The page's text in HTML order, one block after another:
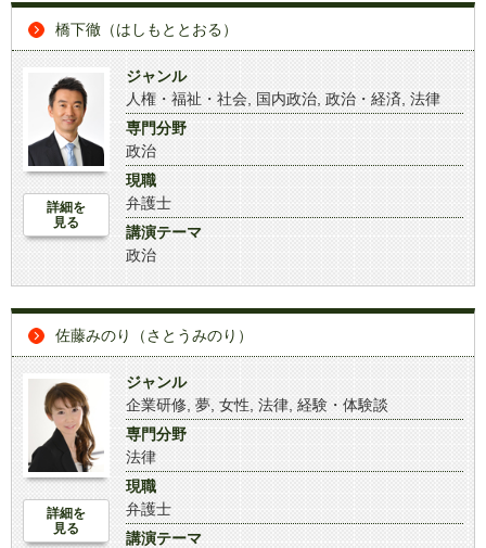
橋下徹（はしもととおる）
詳細を
見る
ジャンル
人権・福祉・社会
国内政治 政治・経済 法律
専門分野
政治
現職
弁護士
講演テーマ
政治
佐藤みのり（さとうみのり）
詳細を
見る
ジャンル
企業研修 夢 女性 法律 経験・体験談
専門分野
法律
現職
弁護士
講演テーマ